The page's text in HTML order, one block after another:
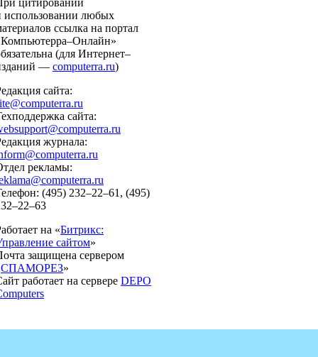
цитировании
использовании любых
ссылка на портал
(для Интернет–
— computerra.ru)
сайта:
сайта:
журнала:
рекламы:
(495) 232–22–61, (495)
на «Битрикс:
сайтом»
защищена сервером
СПАМОРЕЗ»
работает на сервере DEPO